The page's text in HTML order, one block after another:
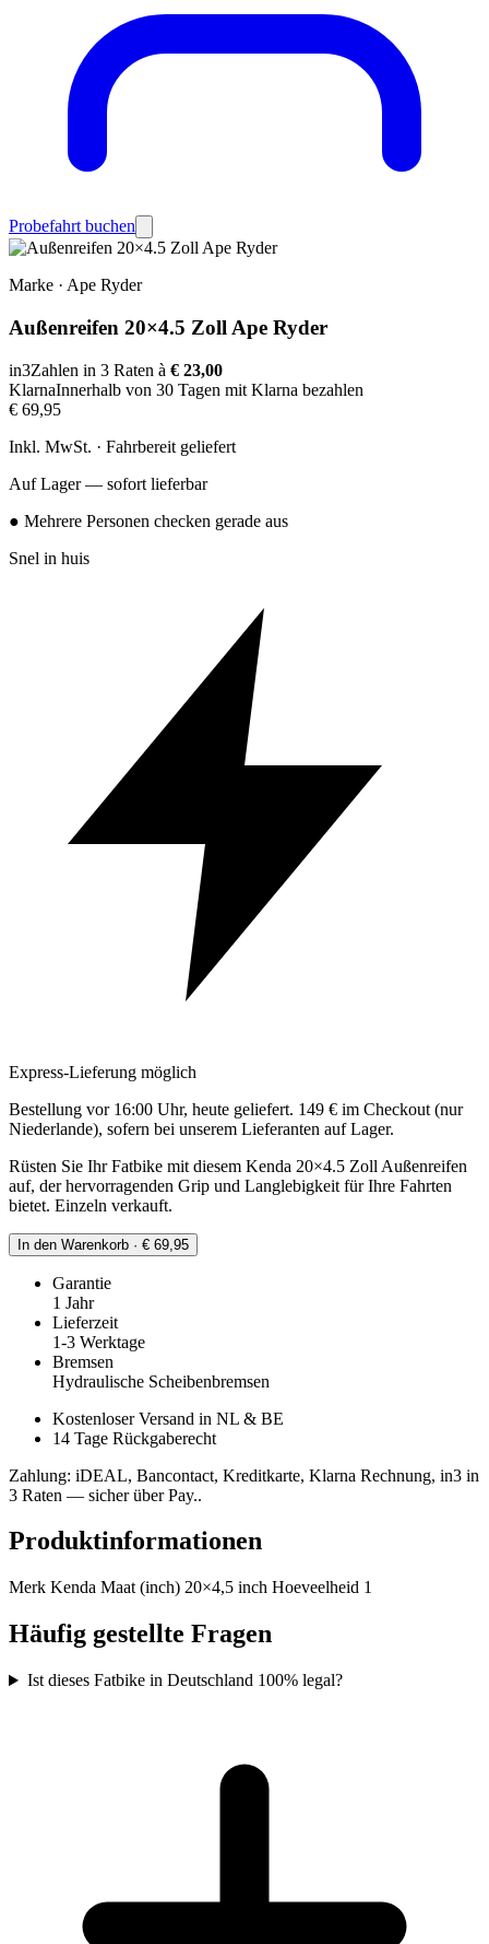
Probefahrt buchen
Marke · Ape Ryder
Außenreifen 20×4.5 Zoll Ape Ryder
in3Zahlen in 3 Raten à € 23,00
KlarnaInnerhalb von 30 Tagen mit Klarna bezahlen
€ 69,95
Inkl. MwSt. · Fahrbereit geliefert
Auf Lager — sofort lieferbar
● Mehrere Personen checken gerade aus
Snel in huis
Express-Lieferung möglich
Bestellung vor 16:00 Uhr, heute geliefert. 149 € im Checkout (nur
Niederlande), sofern bei unserem Lieferanten auf Lager.
Rüsten Sie Ihr Fatbike mit diesem Kenda 20×4.5 Zoll Außenreifen
auf, der hervorragenden Grip und Langlebigkeit für Ihre Fahrten
bietet. Einzeln verkauft.
In den Warenkorb · € 69,95
Garantie
1 Jahr
Lieferzeit
1-3 Werktage
Bremsen
Hydraulische Scheibenbremsen
Kostenloser Versand in NL & BE
14 Tage Rückgaberecht
Zahlung: iDEAL, Bancontact, Kreditkarte, Klarna Rechnung, in3 in
3 Raten — sicher über Pay..
Produktinformationen
Merk Kenda Maat (inch) 20×4,5 inch Hoeveelheid 1
Häufig gestellte Fragen
Ist dieses Fatbike in Deutschland 100% legal?